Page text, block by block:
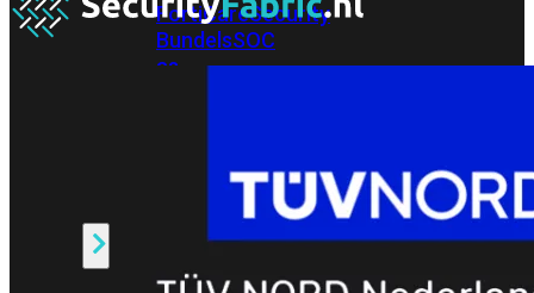
FortiCareSecurity
BundelsSOC
as